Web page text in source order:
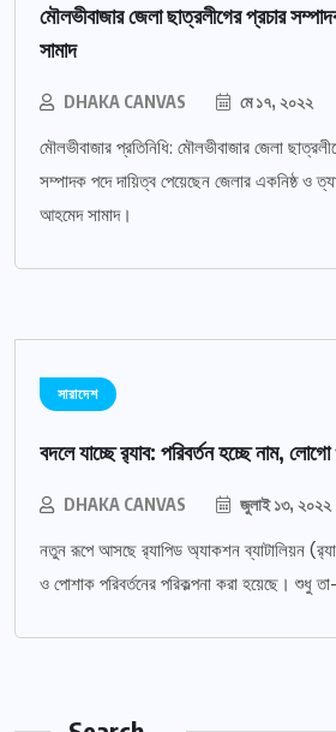
মৌলভীবাজার জেলা ছাত্রলীগের প্রচার
সামাদ
DHAKA CANVAS মে ১৭, ২০২২
মৌলভীবাজার প্রতিনিধি: মৌলভীবাজার জেলা
সম্পাদক পদে দায়িত্ব পেয়েছেন জেলার একনিষ্ঠ ও
আহমেদ সামাদ।
সারাদেশ
বদলে যাচ্ছে র‌্যাব: পরিবর্তন হচ্ছে নাম,
DHAKA CANVAS জুলাই ১৩, ২০২২
নতুন রূপে আসছে র‌্যাপিড অ্যাকশন ব্যাটালিয়ন
ও পোশাক পরিবর্তনের পরিকল্পনা করা হয়েছে। শুধু